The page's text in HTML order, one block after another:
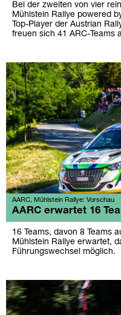
Bei der zweiten von vier
Mühlstein Rallye powered
Top-Player der Austrian
freuen sich 41 ARC-Teams
AARC, Mühlstein Rallye: Vorschau
AARC erwartet 16
16 Teams, davon 8 Teams
Mühlstein Rallye erwartet,
Führungswechsel möglich.